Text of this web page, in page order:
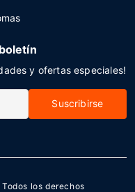
y ofertas especiales!
Suscribirse
Todos los derechos